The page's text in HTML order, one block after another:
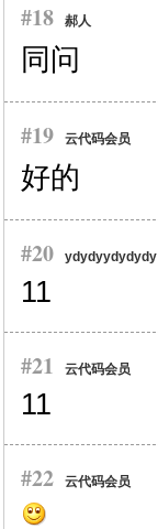
#18 郝人
同问
#19 云代码会员
好的
#20 ydydyydydydy
11
#21 云代码会员
11
#22 云代码会员